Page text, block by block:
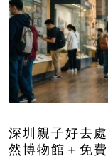
深圳親子好去
然博物館＋免